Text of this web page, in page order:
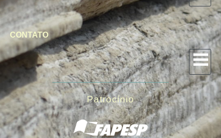
CONTATO
Patrocínio